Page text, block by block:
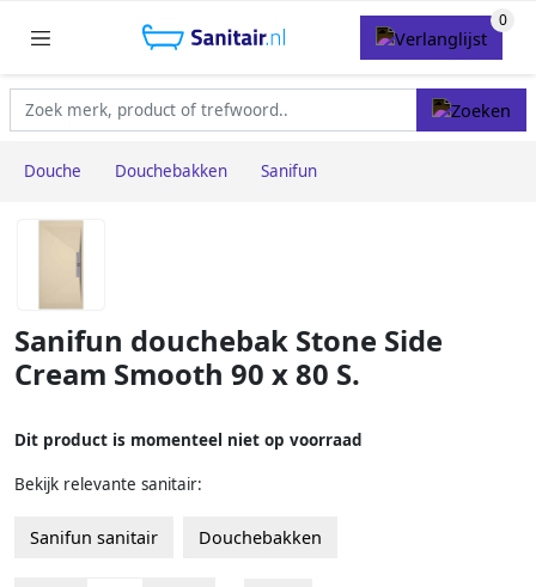
Douche Douchebakken Sanifun
Sanifun douchebak Stone Side
Cream Smooth 90 x 80 S.
Dit product is momenteel niet op voorraad
Bekijk relevante sanitair:
Sanifun sanitair Douchebakken